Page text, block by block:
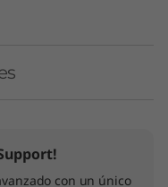
con un único